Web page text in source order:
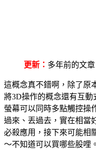
更新： 多年前的文
這概念真不錯啊，除了原
將3D操作的概念還有互
螢幕可以同時多點觸控操
過來、丟過去，實在相當
必殺應用，接下來可能相
～不知道可以買哪些股哩。